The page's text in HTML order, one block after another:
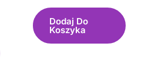
Dodaj Do
Koszyka